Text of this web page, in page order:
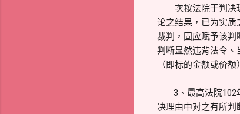
次按法院于判决理
论之结果，已为实质
裁判，固应赋予该判
判断显然违背法令、
（即标的金额或价
3、最高法院102年
决理由中对之有所